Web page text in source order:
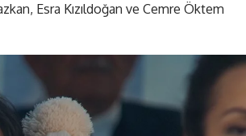
Esra Kızıldoğan ve Cemre Öktem